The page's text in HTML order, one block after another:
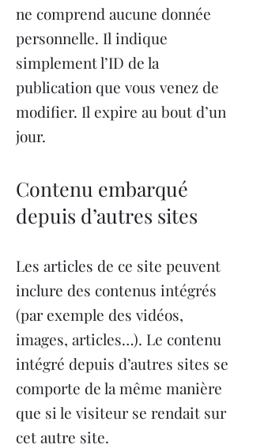
ne comprend aucune donnée
personnelle. Il indique
simplement l’ID de la
publication que vous venez de
modifier. Il expire au bout d’un
jour.
Contenu embarqué
depuis d’autres sites
Les articles de ce site peuvent
inclure des contenus intégrés
(par exemple des vidéos,
images, articles…). Le contenu
intégré depuis d’autres sites se
comporte de la même manière
que si le visiteur se rendait sur
cet autre site.